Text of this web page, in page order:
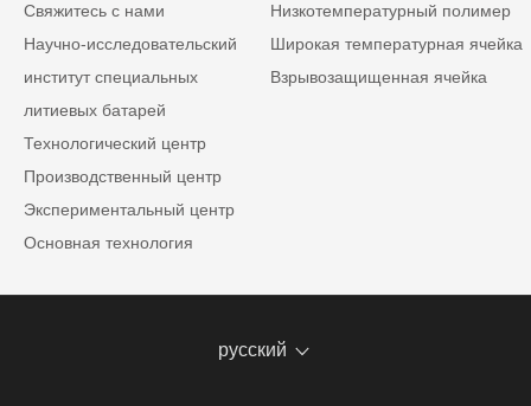
Свяжитесь с нами
Научно-исследовательский
институт специальных
литиевых батарей
Технологический центр
Производственный центр
Экспериментальный центр
Основная технология
Низкотемпературный полимер
Широкая температурная ячейка
Взрывозащищенная ячейка
русский